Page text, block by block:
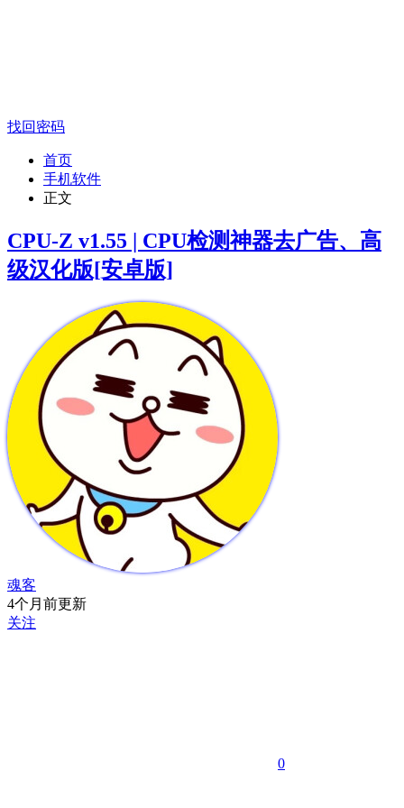
找回密码
首页
手机软件
正文
CPU-Z v1.55 | CPU检测神器去广告、高
级汉化版[安卓版]
魂客
4个月前更新
关注
0